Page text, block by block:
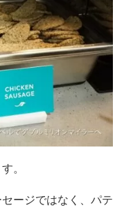
。
ージではなく、パテ